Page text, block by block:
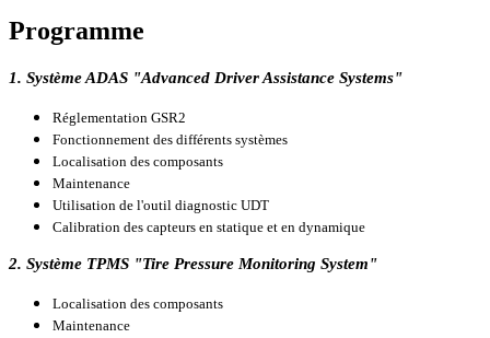
Programme
1. Système ADAS "Advanced Driver Assistance Systems"
Réglementation GSR2
Fonctionnement des différents systèmes
Localisation des composants
Maintenance
Utilisation de l'outil diagnostic UDT
Calibration des capteurs en statique et en dynamique
2. Système TPMS "Tire Pressure Monitoring System"
Localisation des composants
Maintenance